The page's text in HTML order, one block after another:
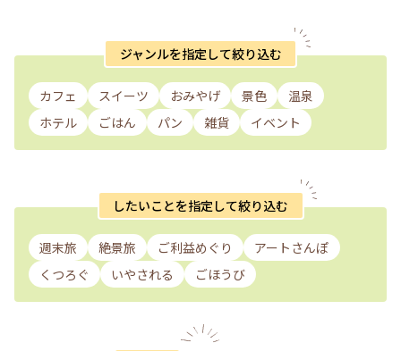
ジャンルを指定して絞り込む
カフェ スイーツ おみやげ 景色
温泉
ホテル
ごはん パン 雑貨 イベント
したいことを指定して絞り込む
週末旅 絶景旅 ご利益めぐり
アートさんぽ
くつろぐ
いやされる ごほうび